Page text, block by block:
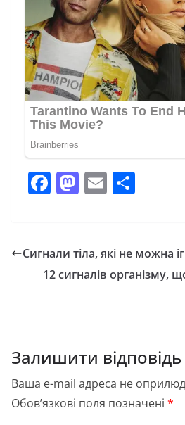
F
e
b
M
o
d
E
l л
и
я
Сигнали тіла, які не можна
12 сигналів організму,
Залишити відповідь
Ваша e-mail адреса не
Обов’язкові поля позначені *